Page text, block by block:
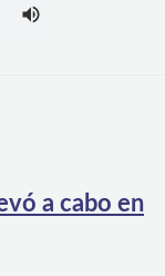
a cabo en